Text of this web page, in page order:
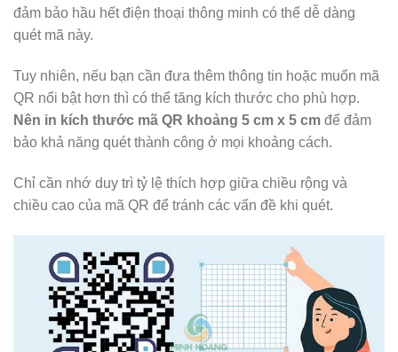
đảm bảo hầu hết điện thoại thông minh có thể dễ dàng
quét mã này.
Tuy nhiên, nếu bạn cần đưa thêm thông tin hoặc muốn mã
QR nổi bật hơn thì có thể tăng kích thước cho phù hợp.
Nên in kích thước mã QR khoảng 5 cm x 5 cm để đảm
bảo khả năng quét thành công ở mọi khoảng cách.
Chỉ cần nhớ duy trì tỷ lệ thích hợp giữa chiều rộng và
chiều cao của mã QR để tránh các vấn đề khi quét.